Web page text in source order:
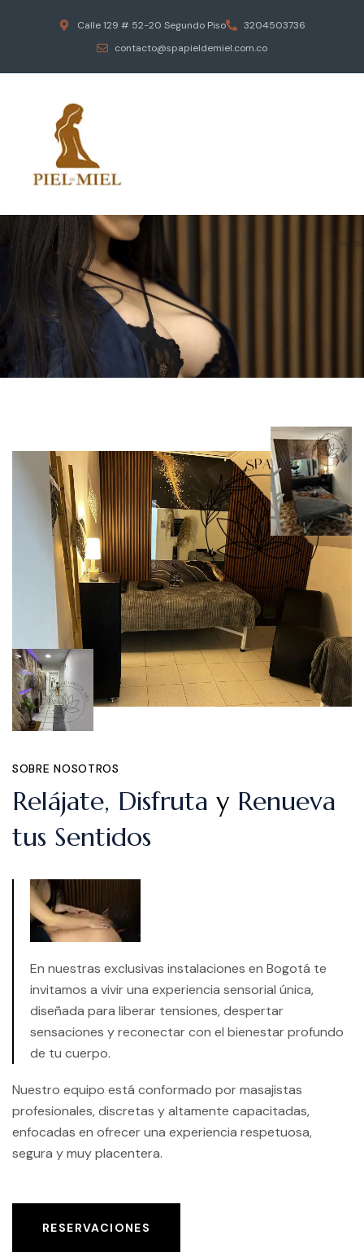
Calle 129 # 52-20 Segundo Piso
3204503736
contacto@spapieldemiel.com.co
ESCAPA DEL ESTRES DIARIO
MASAJES EROTICOS
PIEL DE MIEL
SOBRE NOSOTROS
Relájate, Disfruta y Renueva
tus Sentidos
En nuestras exclusivas instalaciones en Bogotá te
invitamos a vivir una experiencia sensorial única,
diseñada para liberar tensiones, despertar
sensaciones y reconectar con el bienestar profundo
de tu cuerpo.
Nuestro equipo está conformado por masajistas
profesionales, discretas y altamente capacitadas,
enfocadas en ofrecer una experiencia respetuosa,
segura y muy placentera.
RESERVACIONES